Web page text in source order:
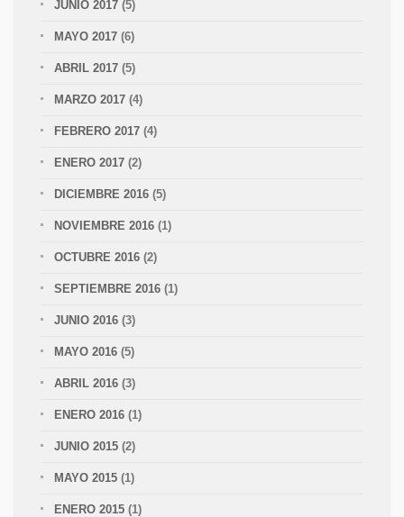
JUNIO 2017 (5)
MAYO 2017 (6)
ABRIL 2017 (5)
MARZO 2017 (4)
FEBRERO 2017 (4)
ENERO 2017 (2)
DICIEMBRE 2016 (5)
NOVIEMBRE 2016 (1)
OCTUBRE 2016 (2)
SEPTIEMBRE 2016 (1)
JUNIO 2016 (3)
MAYO 2016 (5)
ABRIL 2016 (3)
ENERO 2016 (1)
JUNIO 2015 (2)
MAYO 2015 (1)
ENERO 2015 (1)